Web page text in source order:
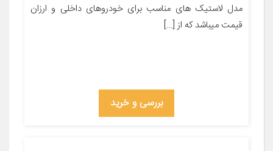
مدل لاستیک های مناسب برای خودروهای داخلی و ارزان
قیمت میباشد که از […]
بررسی و خرید